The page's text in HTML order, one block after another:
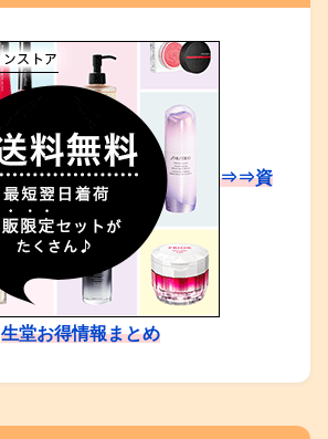
⇒⇒資
生堂お得情報まとめ